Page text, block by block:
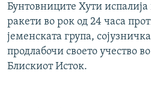
Бунтовниците Хути испалија
ракети во рок од 24 часа
јеменската група,
продлабочи своето учество
Блискиот Исток.